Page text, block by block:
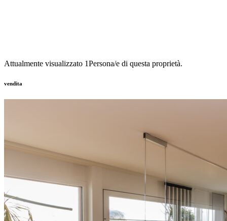
Attualmente visualizzato 1Persona/e di questa proprietà.
vendita